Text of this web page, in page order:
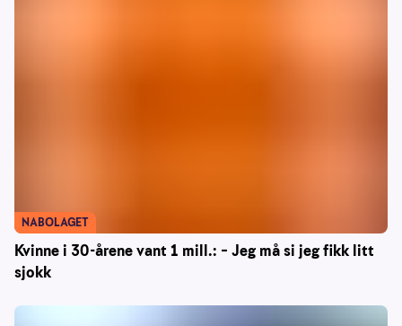
Kvinne i 30-årene vant 1 mill.: – Jeg må si jeg fikk litt
sjokk
NABOLAGET